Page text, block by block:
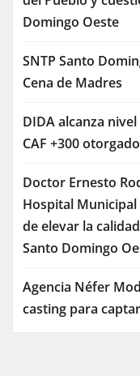
Domingo Oeste
SNTP Santo
Cena de Madres
DIDA alcanza
CAF +300
Doctor Ernesto
Hospital
de elevar la
Santo Domingo
Agencia Néfer
casting para